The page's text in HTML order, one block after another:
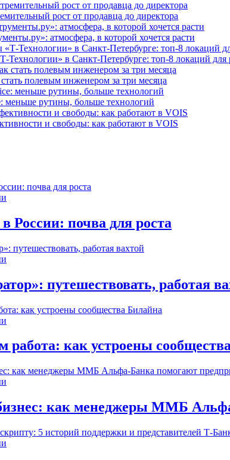
рост от продавца до директора
атмосфера, в которой хочется расти
Технологии» в Санкт-Петербурге: топ-8 локаций для
полевым инженером за три месяца
меньше рутины, больше технологий
и свободы: как работают в VOIS
России: почва для роста
путешествовать, работая
работа: как устроены
как менеджеры ММБ